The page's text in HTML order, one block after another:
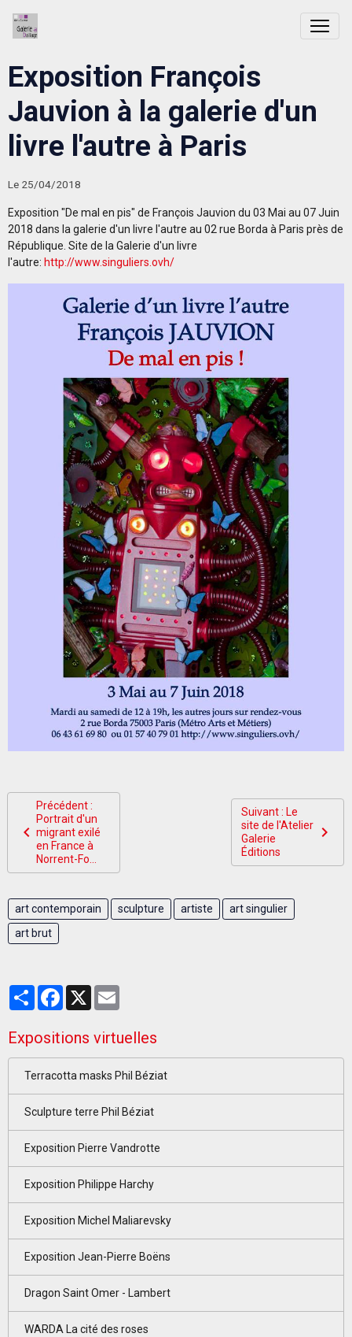
Exposition François
Jauvion à la galerie d'un
livre l'autre à Paris
Le 25/04/2018
Exposition "De mal en pis" de François Jauvion du 03 Mai au 07 Juin
2018 dans la galerie d'un livre l'autre au 02 rue Borda à Paris près de
République. Site de la Galerie d'un livre
l'autre: http://www.singuliers.ovh/
Précédent :
Portrait d'un
migrant exilé
en France à
Norrent-Fo...
Suivant : Le
site de l'Atelier
Galerie
Éditions
art contemporain sculpture artiste
art singulier
art brut
PartagerFacebook
X
Expositions virtuelles
Terracotta masks Phil Béziat
Sculpture terre Phil Béziat
Exposition Pierre Vandrotte
Exposition Philippe Harchy
Exposition Michel Maliarevsky
Exposition Jean-Pierre Boëns
Dragon Saint Omer - Lambert
WARDA La cité des roses